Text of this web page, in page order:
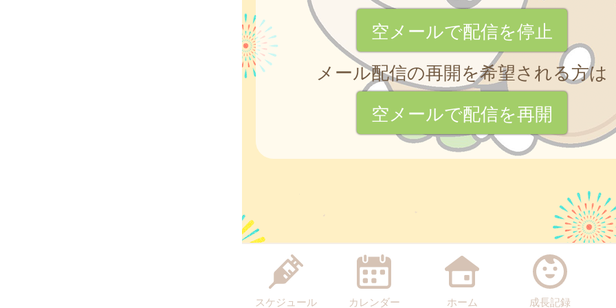
空メールで配信を停止
メール配信の再開を希望される方は
空メールで配信を再開
スケジュール カレンダー ホーム 成長記録